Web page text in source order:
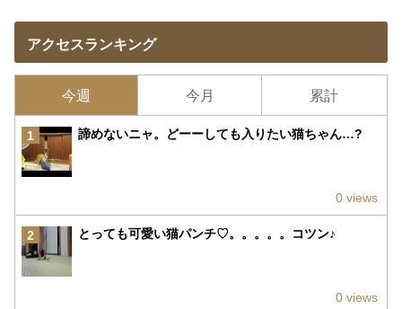
アクセスランキング
今週 今月 累計
1 諦めないニャ。どーーしても入りたい猫ちゃん…?
0 views
2 とっても可愛い猫パンチ♡。。。。。コツン♪
0 views